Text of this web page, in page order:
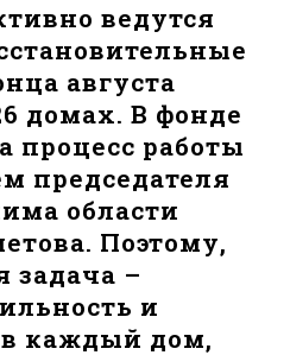
ведутся
августа
домах. В фонде
процесс работы
председателя
области
Поэтому,
задача –
и
в каждый дом,